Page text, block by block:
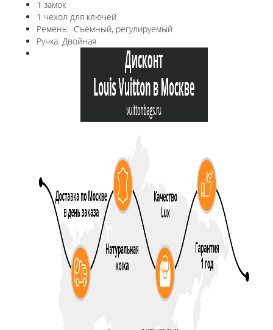
1 замок
1 чехол для ключей
Ремень: Съёмный, регулируемый
Ручка: Двойная